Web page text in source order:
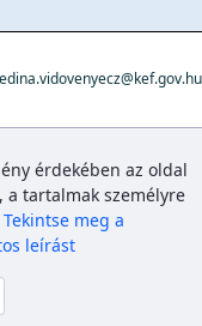
edina.vidovenyecz@kef.gov.hu
érdekében az oldal
a tartalmak személyre
Tekintse meg a
leírást